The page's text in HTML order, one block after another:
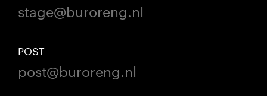
stage@buroreng.nl
POST
post@buroreng.nl